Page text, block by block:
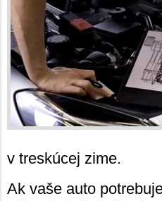
v treskúcej zime.
Ak vaše auto